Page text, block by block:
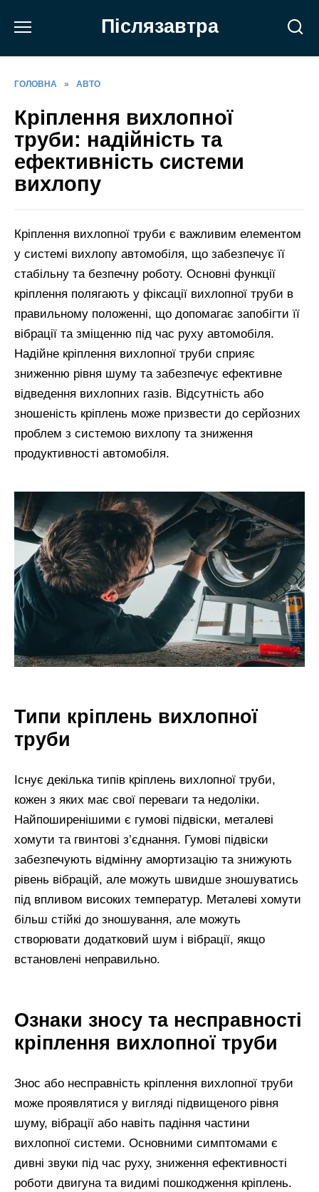
Післязавтра
ГОЛОВНА » АВТО
Кріплення вихлопної
труби: надійність та
ефективність системи
вихлопу
Кріплення вихлопної труби є важливим елементом
у системі вихлопу автомобіля, що забезпечує її
стабільну та безпечну роботу. Основні функції
кріплення полягають у фіксації вихлопної труби в
правильному положенні, що допомагає запобігти її
вібрації та зміщенню під час руху автомобіля.
Надійне кріплення вихлопної труби сприяє
зниженню рівня шуму та забезпечує ефективне
відведення вихлопних газів. Відсутність або
зношеність кріплень може призвести до серйозних
проблем з системою вихлопу та зниження
продуктивності автомобіля.
Типи кріплень вихлопної
труби
Існує декілька типів кріплень вихлопної труби,
кожен з яких має свої переваги та недоліки.
Найпоширенішими є гумові підвіски, металеві
хомути та гвинтові з’єднання. Гумові підвіски
забезпечують відмінну амортизацію та знижують
рівень вібрацій, але можуть швидше зношуватись
під впливом високих температур. Металеві хомути
більш стійкі до зношування, але можуть
створювати додатковий шум і вібрації, якщо
встановлені неправильно.
Ознаки зносу та несправності
кріплення вихлопної труби
Знос або несправність кріплення вихлопної труби
може проявлятися у вигляді підвищеного рівня
шуму, вібрації або навіть падіння частини
вихлопної системи. Основними симптомами є
дивні звуки під час руху, зниження ефективності
роботи двигуна та видимі пошкодження кріплень.